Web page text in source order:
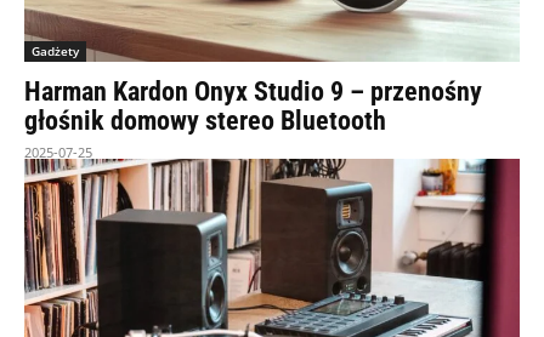
Gadżety
Harman Kardon Onyx Studio 9 – przenośny
głośnik domowy stereo Bluetooth
2025-07-25